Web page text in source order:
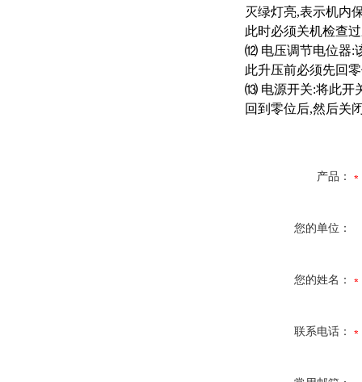
灭绿灯亮,表示机内
此时必须关机检查
⑿ 电压调节电位器:
此升压前必须先回
⒀ 电源开关:将此开
回到零位后,然后关
产品：
您的单位：
您的姓名：
联系电话：